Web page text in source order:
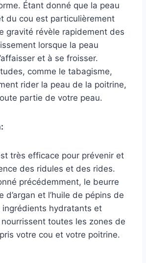
Étant donné que la peau
du cou est particulièrement
gravité révèle rapidement des
lorsque la peau
et à se froisser.
comme le tabagisme,
rider la peau de la poitrine,
partie de votre peau.
très efficace pour prévenir et
des ridules et des rides.
précédemment, le beurre
d’argan et l’huile de pépins de
ingrédients hydratants et
toutes les zones de
votre cou et votre poitrine.